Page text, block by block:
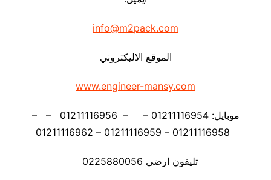
info@m2pack.com
الموقع الاليكتروني
www.engineer-mansy.com
موبايل: 01211116954 – – 01211116956 – –
تليفون ارضي 0225880056